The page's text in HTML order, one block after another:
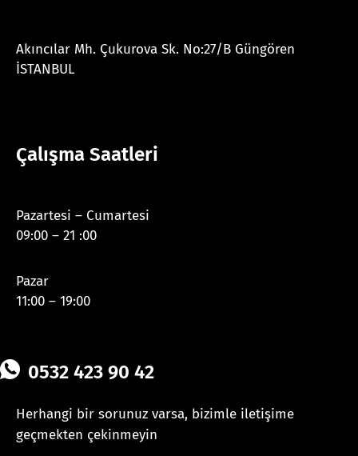
Akıncılar Mh. Çukurova Sk. No:27/B Güngören
İSTANBUL
Çalışma Saatleri
Pazartesi – Cumartesi
09:00 – 21 :00
Pazar
11:00 – 19:00
0532 423 90 42
Herhangi bir sorunuz varsa, bizimle iletişime
geçmekten çekinmeyin